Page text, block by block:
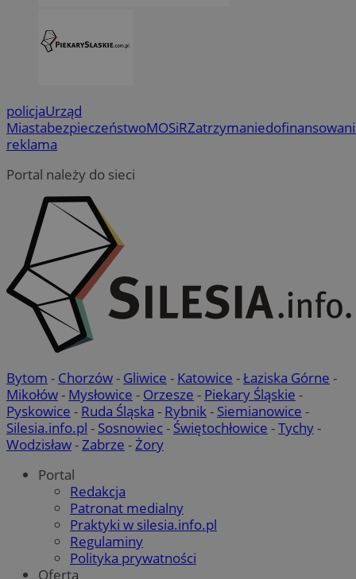
policjaUrząd
MiastabezpieczeństwoMOSiRZatrzymanie
reklama
Portal należy do sieci
Bytom - Chorzów- Gliwice - Katowice -Łaziska Górne -
Mikołów- Mysłowice - Orzesze - Piekary Śląskie -
Pyskowice - Ruda Śląska - Rybnik- Siemianowice -
Silesia.info.pl - Sosnowiec- Świętochłowice -Tychy-
Wodzisław-Zabrze -Żory
Portal
Redakcja
Patronat medialny
Praktyki w silesia.info.pl
Regulaminy
Polityka prywatności
Oferta